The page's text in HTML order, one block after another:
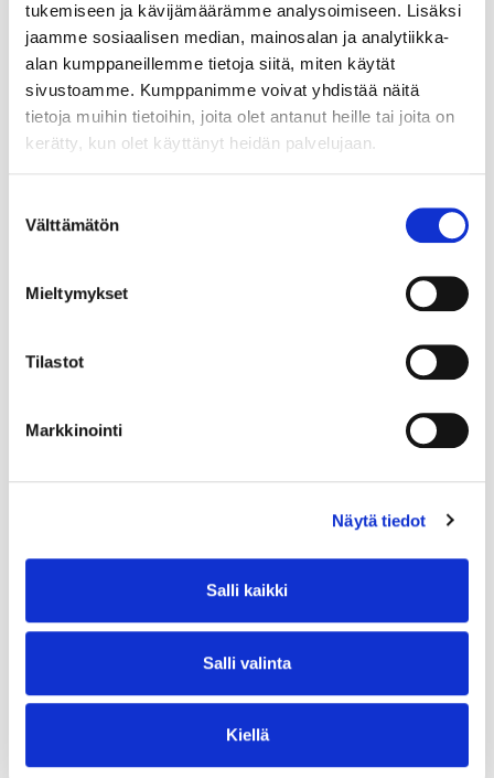
tukemiseen ja kävijämäärämme analysoimiseen. Lisäksi
jaamme sosiaalisen median, mainosalan ja analytiikka-
alan kumppaneillemme tietoja siitä, miten käytät
sivustoamme. Kumppanimme voivat yhdistää näitä
tietoja muihin tietoihin, joita olet antanut heille tai joita on
kerätty, kun olet käyttänyt heidän palvelujaan.
valinta
Välttämätön
Mieltymykset
Tilastot
Markkinointi
Näytä tiedot
Salli kaikki
Salli valinta
Kiellä